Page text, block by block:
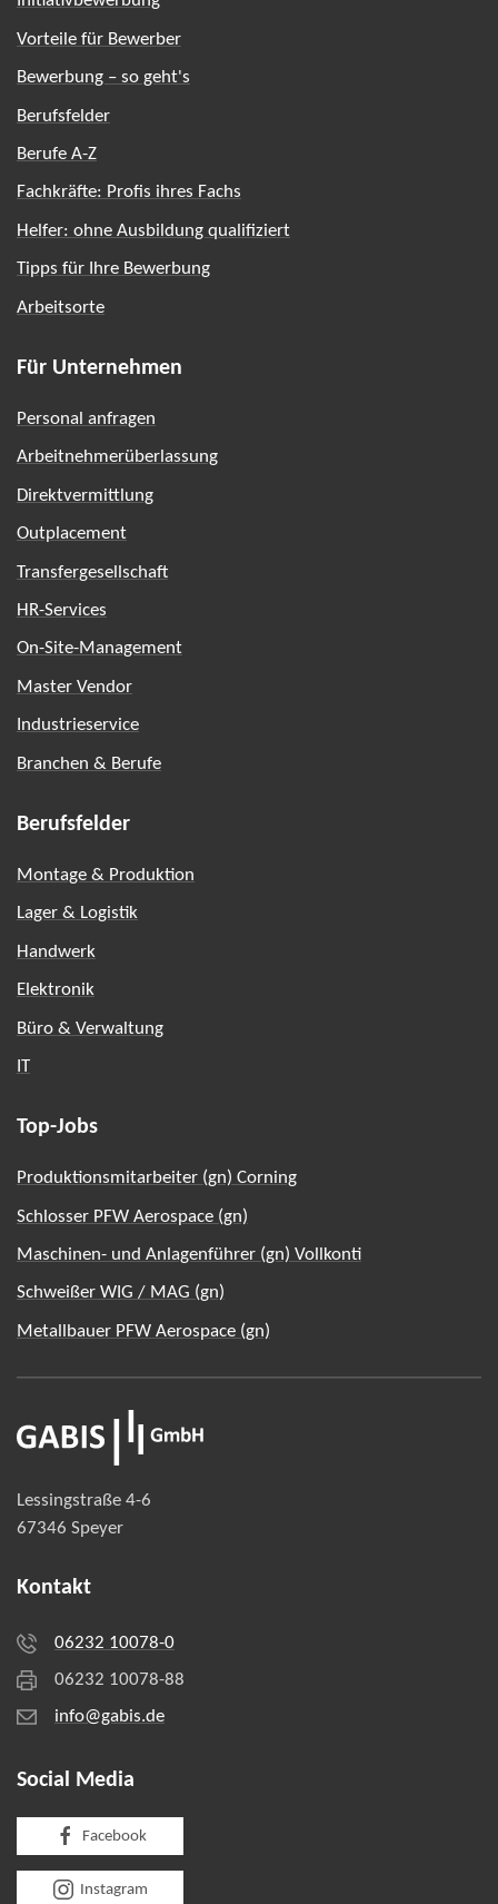
Vorteile für Bewerber
Bewerbung – so geht's
Berufsfelder
Berufe A-Z
Fachkräfte: Profis ihres Fachs
Helfer: ohne Ausbildung qualifiziert
Tipps für Ihre Bewerbung
Arbeitsorte
Für Unternehmen
Personal anfragen
Arbeitnehmerüberlassung
Direktvermittlung
Outplacement
Transfergesellschaft
HR-Services
On-Site-Management
Master Vendor
Industrieservice
Branchen & Berufe
Berufsfelder
Montage & Produktion
Lager & Logistik
Handwerk
Elektronik
Büro & Verwaltung
IT
Top-Jobs
Produktionsmitarbeiter (gn) Corning
Schlosser PFW Aerospace (gn)
Maschinen- und Anlagenführer (gn) Vollkonti
Schweißer WIG / MAG (gn)
Metallbauer PFW Aerospace (gn)
Lessingstraße 4-6
67346 Speyer
Kontakt
06232 10078-0
06232 10078-88
info@gabis.de
Social Media
Facebook
Instagram